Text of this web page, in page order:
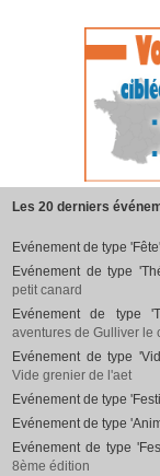
Les 20 derniers
Evénement de type
Evénement de type
petit canard
Evénement de type
aventures de Gulliver le
Evénement de type
Vide grenier de l'aet
Evénement de type
Evénement de type
Evénement de type
8ème édition